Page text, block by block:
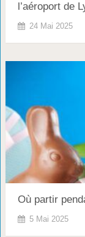
l’aéroport de
24 Mai 2025
Où partir
5 Mai 2025